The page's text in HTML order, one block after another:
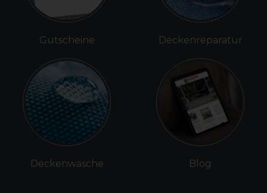
Gutscheine
Deckenwäsche
Deckenreparatur
Blog